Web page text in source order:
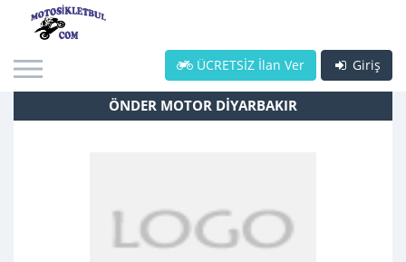
Giriş
ÜCRETSİZ İlan Ver
ÖNDER MOTOR DİYARBAKIR